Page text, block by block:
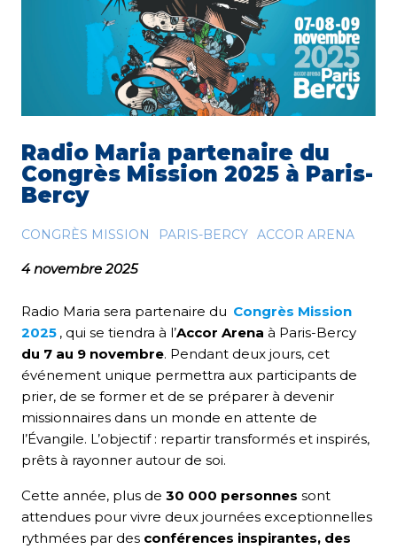
Radio Maria partenaire du
Congrès Mission 2025 à Paris-
Bercy
CONGRÈS MISSION PARIS-BERCY ACCOR ARENA
4 novembre 2025
Radio Maria sera partenaire du Congrès Mission
2025 , qui se tiendra à l’Accor Arena à Paris-Bercy
du 7 au 9 novembre. Pendant deux jours, cet
événement unique permettra aux participants de
prier, de se former et de se préparer à devenir
missionnaires dans un monde en attente de
l’Évangile. L’objectif : repartir transformés et inspirés,
prêts à rayonner autour de soi.
Cette année, plus de 30 000 personnes sont
attendues pour vivre deux journées exceptionnelles
rythmées par des conférences inspirantes, des